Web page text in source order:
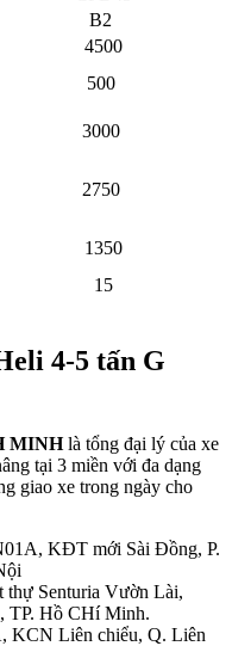
B2
4500
500
3000
2750
1350
15
4-5 tấn G
MINHlà tổng đại lý của xe
tại 3 miền với đa dạng
giao xe trong ngày cho
KĐT mới Sài Đồng, P.
thự Senturia Vườn Lài,
TP. Hồ CHí Minh.
KCN Liên chiểu, Q. Liên